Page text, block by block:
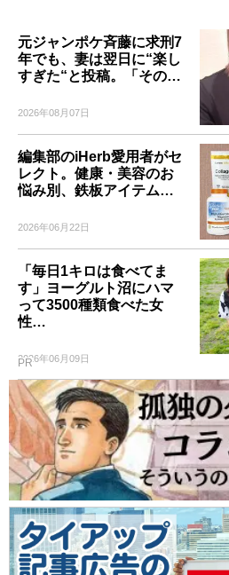
元ジャンポケ斉藤に求刑7
年でも、妻は翌日に“楽し
すぎた“と投稿。「その…
2026年08月07日
編集部のiHerb愛用者がセ
レクト。健康・美容のお
悩み別、鉄板アイテム…
2026年06月22日
「毎日1キロは食べてま
す」ヨーグルト沼にハマ
って3500種類食べた女
性…
2026年06月09日
PR